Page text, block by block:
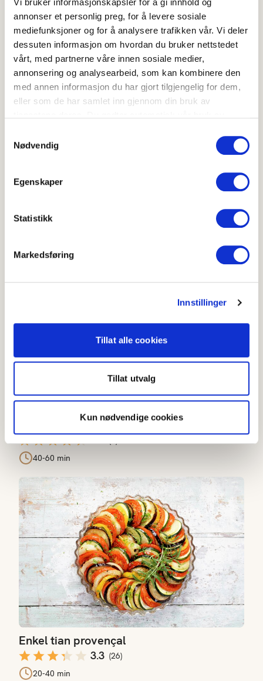
Vi bruker informasjonskapsler for å gi innhold og
annonser et personlig preg, for å levere sosiale
mediefunksjoner og for å analysere trafikken vår. Vi deler
dessuten informasjon om hvordan du bruker nettstedet
vårt, med partnerne våre innen sosiale medier,
annonsering og analysearbeid, som kan kombinere den
med annen informasjon du har gjort tilgjengelig for dem,
eller som de har samlet inn gjennom din bruk av
Nødvendig
Egenskaper
Statistikk
Markedsføring
Innstillinger
Tillat alle cookies
Tillat utvalg
Kun nødvendige cookies
parmesan over.
Hvor godt likte du oppskriften?
Bulgursalat med bakte rotgrønnsaker
4.4
40-60 min
Enkel tian provençal
3.3 (26)
20-40 min
Enkel tian provençal